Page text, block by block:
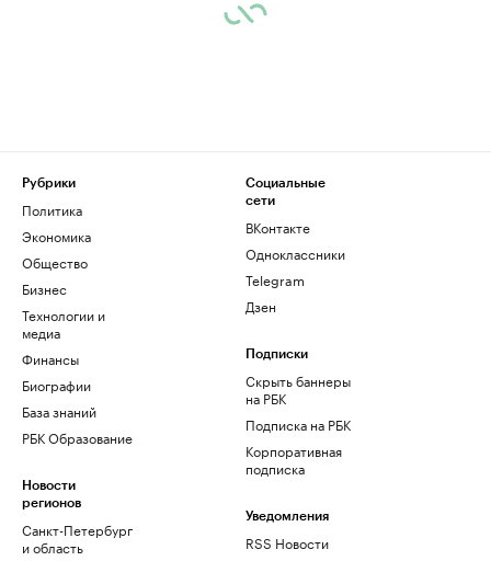
Рубрики
Политика
Экономика
Общество
Бизнес
Технологии и
медиа
Финансы
Биографии
База знаний
РБК Образование
Новости
регионов
Санкт-Петербург
и область
Социальные
сети
ВКонтакте
Одноклассники
Telegram
Дзен
Подписки
Скрыть баннеры
на РБК
Подписка на РБК
Корпоративная
подписка
Уведомления
RSS Новости